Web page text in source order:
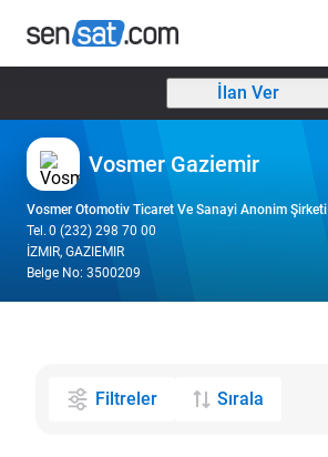
İlan Ver
Vosmer Gaziemir
Vosmer Otomotiv Ticaret Ve Sanayi Anonim Şirketi
Tel. 0 (232) 298 70 00
İZMIR, GAZIEMIR
Belge No: 3500209
Filtreler Sırala